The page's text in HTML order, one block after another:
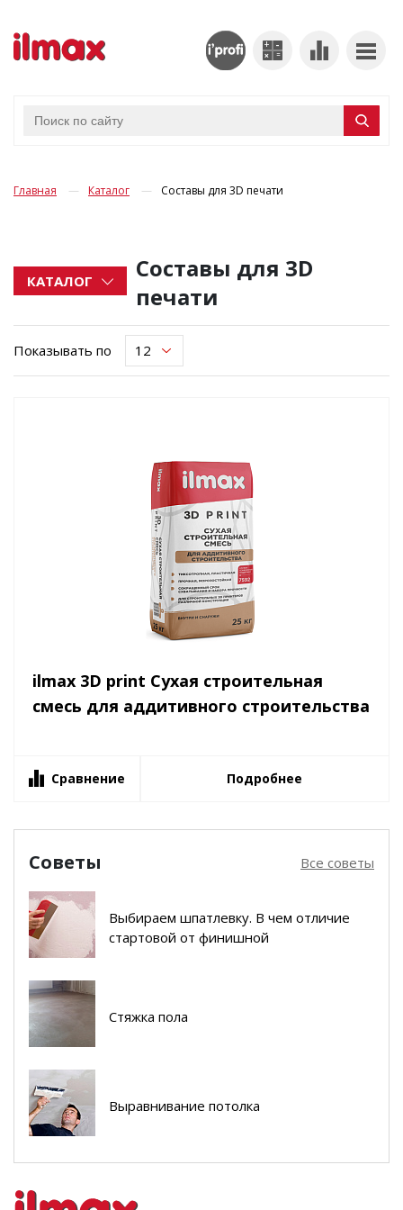
Главная Каталог Составы для 3D печати
КАТАЛОГ
Составы для 3D
печати
Показывать по
ilmax 3D print Сухая строительная
смесь для аддитивного строительства
Сравнение Подробнее
Советы Все советы
Выбираем шпатлевку. В чем отличие
стартовой от финишной
Стяжка пола
Выравнивание потолка